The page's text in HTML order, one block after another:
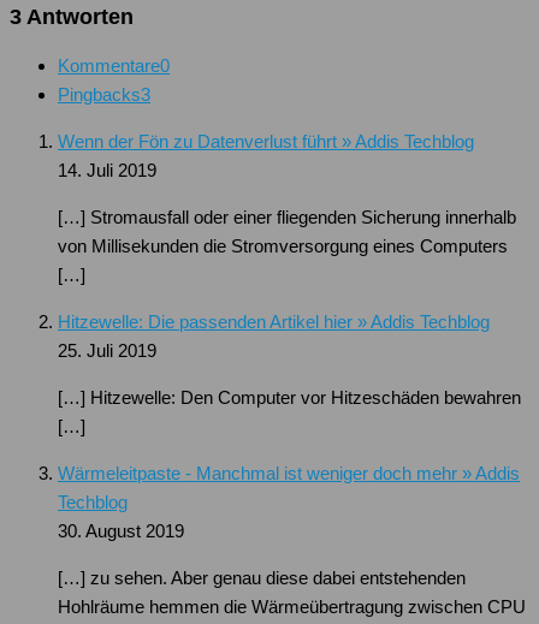
3 Antworten
Kommentare0
Pingbacks3
Wenn der Fön zu Datenverlust führt » Addis Techblog
14. Juli 2019
[…] Stromausfall oder einer fliegenden Sicherung innerhalb
von Millisekunden die Stromversorgung eines Computers
[…]
Hitzewelle: Die passenden Artikel hier » Addis Techblog
25. Juli 2019
[…] Hitzewelle: Den Computer vor Hitzeschäden bewahren
[…]
Wärmeleitpaste - Manchmal ist weniger doch mehr » Addis
Techblog
30. August 2019
[…] zu sehen. Aber genau diese dabei entstehenden
Hohlräume hemmen die Wärmeübertragung zwischen CPU